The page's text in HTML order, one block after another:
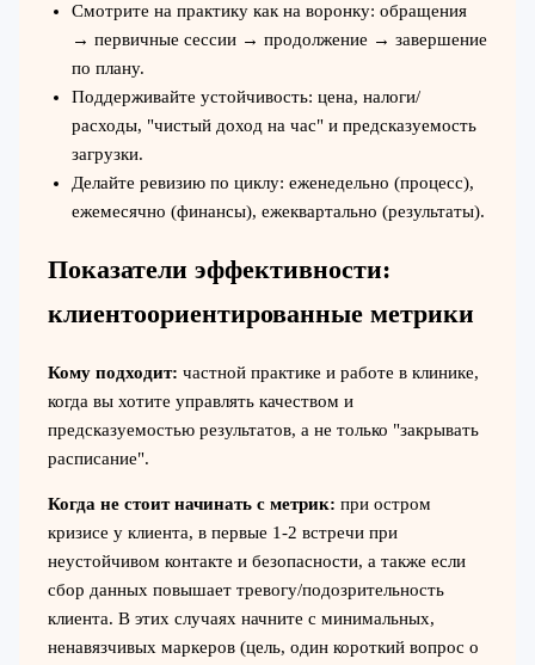
Смотрите на практику как на воронку: обращения
→ первичные сессии → продолжение → завершение
по плану.
Поддерживайте устойчивость: цена, налоги/
расходы, "чистый доход на час" и предсказуемость
загрузки.
Делайте ревизию по циклу: еженедельно (процесс),
ежемесячно (финансы), ежеквартально (результаты).
Показатели эффективности:
клиентоориентированные метрики
Кому подходит: частной практике и работе в клинике,
когда вы хотите управлять качеством и
предсказуемостью результатов, а не только "закрывать
расписание".
Когда не стоит начинать с метрик: при остром
кризисе у клиента, в первые 1-2 встречи при
неустойчивом контакте и безопасности, а также если
сбор данных повышает тревогу/подозрительность
клиента. В этих случаях начните с минимальных,
ненавязчивых маркеров (цель, один короткий вопрос о